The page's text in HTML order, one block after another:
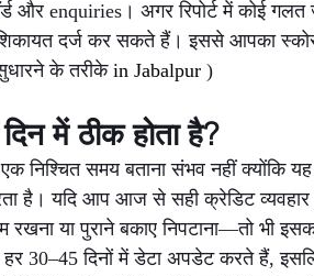
और enquiries। अगर रिपोर्ट में कोई गलत
दर्ज कर सकते हैं। इससे आपका स्कोर
के तरीके in Jabalpur )
में ठीक होता है?
समय बताना संभव नहीं क्योंकि यह
करता है। यदि आप आज से सही क्रेडिट
या पुराने बकाए निपटाना—तो भी
30–45 दिनों में डेटा अपडेट करते हैं,